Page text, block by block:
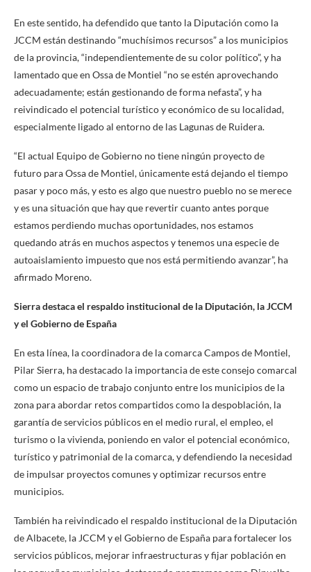
En este sentido, ha defendido que tanto la Diputación como la
JCCM están destinando “muchísimos recursos” a los municipios
de la provincia, “independientemente de su color político”, y ha
lamentado que en Ossa de Montiel “no se estén aprovechando
adecuadamente; están gestionando de forma nefasta”, y ha
reivindicado el potencial turístico y económico de su localidad,
especialmente ligado al entorno de las Lagunas de Ruidera.
“El actual Equipo de Gobierno no tiene ningún proyecto de
futuro para Ossa de Montiel, únicamente está dejando el tiempo
pasar y poco más, y esto es algo que nuestro pueblo no se merece
y es una situación que hay que revertir cuanto antes porque
estamos perdiendo muchas oportunidades, nos estamos
quedando atrás en muchos aspectos y tenemos una especie de
autoaislamiento impuesto que nos está permitiendo avanzar”, ha
afirmado Moreno.
Sierra destaca el respaldo institucional de la Diputación, la JCCM
y el Gobierno de España
En esta línea, la coordinadora de la comarca Campos de Montiel,
Pilar Sierra, ha destacado la importancia de este consejo comarcal
como un espacio de trabajo conjunto entre los municipios de la
zona para abordar retos compartidos como la despoblación, la
garantía de servicios públicos en el medio rural, el empleo, el
turismo o la vivienda, poniendo en valor el potencial económico,
turístico y patrimonial de la comarca, y defendiendo la necesidad
de impulsar proyectos comunes y optimizar recursos entre
municipios.
También ha reivindicado el respaldo institucional de la Diputación
de Albacete, la JCCM y el Gobierno de España para fortalecer los
servicios públicos, mejorar infraestructuras y fijar población en